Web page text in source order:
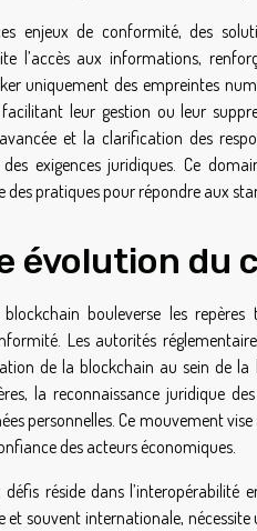
enjeux de conformité, des
l’accès aux informations,
uniquement des empreintes
leur gestion ou leur
et la clarification des
exigences juridiques. Ce
pratiques pour répondre aux
évolution du
blockchain bouleverse les
Les autorités
de la blockchain au sein de
la reconnaissance juridique
personnelles. Ce mouvement
des acteurs économiques.
défis réside dans
et souvent internationale,